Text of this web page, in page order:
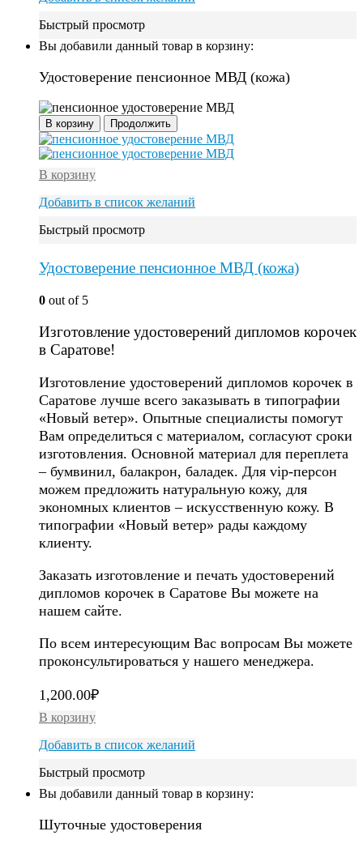
Быстрый просмотр
Вы добавили данный товар в корзину:
Удостоверение пенсионное МВД (кожа)
В корзину Продолжить
В корзину
Добавить в список желаний
Быстрый просмотр
Удостоверение пенсионное МВД (кожа)
0 out of 5
Изготовление удостоверений дипломов корочек
в Саратове!
Изготовление удостоверений дипломов корочек в
Саратове лучше всего заказывать в типографии
«Новый ветер». Опытные специалисты помогут
Вам определиться с материалом, согласуют сроки
изготовления. Основной материал для переплета
– бумвинил, балакрон, баладек. Для vip-персон
можем предложить натуральную кожу, для
экономных клиентов – искусственную кожу. В
типографии «Новый ветер» рады каждому
клиенту.
Заказать изготовление и печать удостоверений
дипломов корочек в Саратове Вы можете на
нашем сайте.
По всем интересующим Вас вопросам Вы можете
проконсультироваться у нашего менеджера.
1,200.00₽
В корзину
Добавить в список желаний
Быстрый просмотр
Вы добавили данный товар в корзину:
Шуточные удостоверения